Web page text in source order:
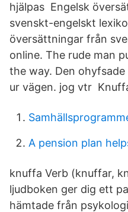
hjälpas Engelsk
svenskt-engelskt
översättningar från
online. The rude man
the way. Den
ur vägen. jog vtr
A pension plan
knuffa Verb (knuffar,
ljudboken ger dig ett
hämtade från